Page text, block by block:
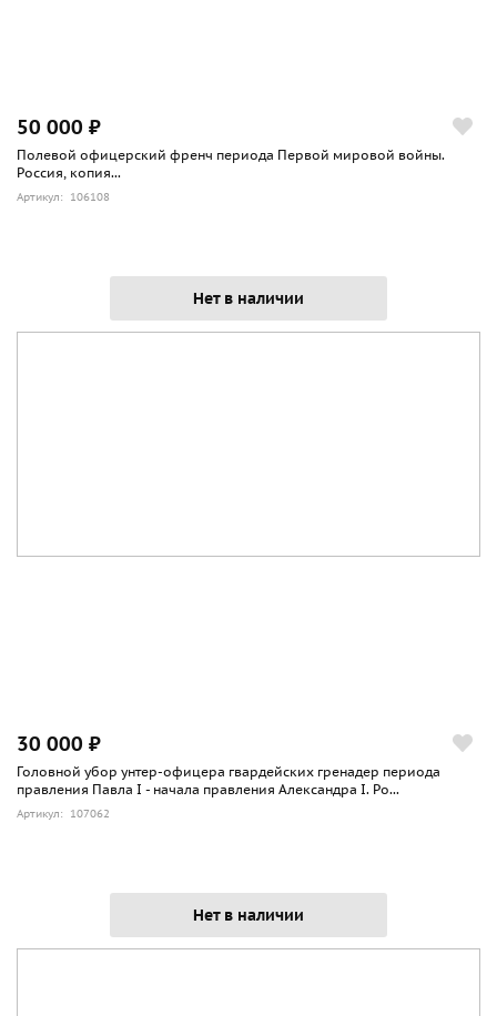
50 000 ₽
Полевой офицерский френч периода Первой мировой войны.
Россия, копия...
Артикул: 106108
Нет в наличии
30 000 ₽
Головной убор унтер-офицера гвардейских гренадер периода
правления Павла I - начала правления Александра I. Ро...
Артикул: 107062
Нет в наличии